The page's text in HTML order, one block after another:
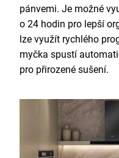
pánvemi. Je možné
o 24 hodin pro lepší
lze využít rychlého
myčka spustí
pro přirozené sušení.